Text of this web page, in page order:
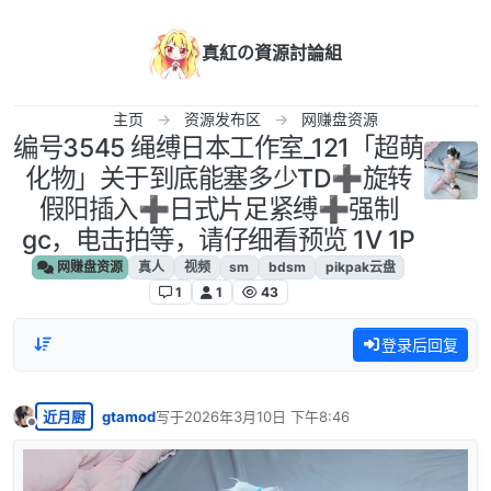
真紅の資源討論組
主页 资源发布区 网赚盘资源
编号3545 绳缚日本工作室_121「超萌
化物」关于到底能塞多少TD➕旋转
假阳插入➕日式片足紧缚➕强制
gc，电击拍等，请仔细看预览 1V 1P
网赚盘资源 真人 视频 sm bdsm
pikpak云盘
1
1 43
登录后回复
离线
近月厨 gtamod写于2026年3月10日 下午8:46
最后由 编辑